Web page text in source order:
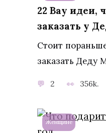
22 Вау идеи,
заказать у
Стоит
заказать Деду
2 356k.
Женщине